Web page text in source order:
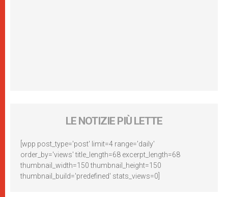
LE NOTIZIE PIÙ LETTE
[wpp post_type='post' limit=4 range='daily'
order_by='views' title_length=68 excerpt_length=68
thumbnail_width=150 thumbnail_height=150
thumbnail_build='predefined' stats_views=0]